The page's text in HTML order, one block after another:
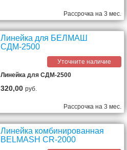
Рассрочка на 3 мес.
Линейка для БЕЛМАШ
СДМ-2500
Уточните наличие
Линейка для СДМ-2500
320,00руб.
Рассрочка на 3 мес.
Линейка комбинированная
BELMASH CR-2000